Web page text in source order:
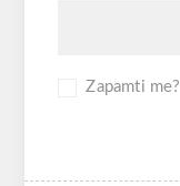
Zapamti me?